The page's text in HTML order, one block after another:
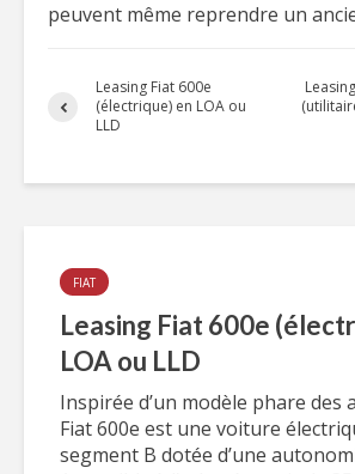
peuvent même reprendre un
Leasing Fiat 600e
(électrique) en LOA ou
LLD
FIAT
Leasing Fiat 600e
LOA ou LLD
Inspirée d’un modèle phare des
Fiat 600e est une voiture
segment B dotée d’une